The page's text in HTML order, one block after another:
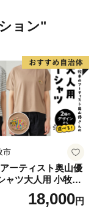
－－－－－－－
－
す◆
ているとして、
寄附）をします
が受けられま
にて税額控除の
ョン"
市
ーティスト奥山優
ャツ大人用 小牧市
18,000円